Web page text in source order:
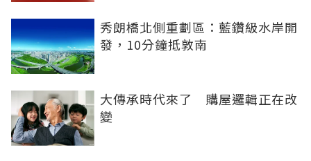
秀朗橋北側重劃區：藍鑽級水岸開
發，10分鐘抵敦南
大傳承時代來了 購屋邏輯正在改
變